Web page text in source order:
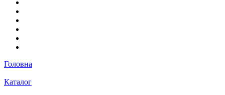
Головна
Каталог